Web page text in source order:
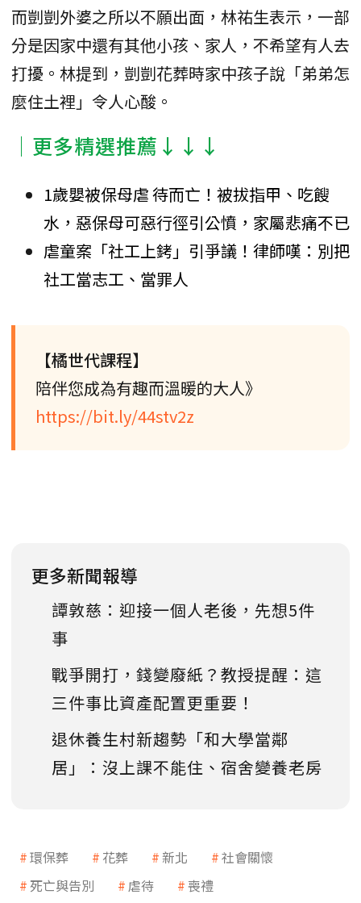
而剴剴外婆之所以不願出面，林祐生表示，一部
分是因家中還有其他小孩、家人，不希望有人去
打擾。林提到，剴剴花葬時家中孩子說「弟弟怎
麼住土裡」令人心酸。
│更多精選推薦↓↓↓
1歲嬰被保母虐 待而亡！被拔指甲、吃餿
水，惡保母可惡行徑引公憤，家屬悲痛不已
虐童案「社工上銬」引爭議！律師嘆：別把
社工當志工、當罪人
【橘世代課程】
陪伴您成為有趣而溫暖的大人》
https://bit.ly/44stv2z
更多新聞報導
譚敦慈：迎接一個人老後，先想5件
事
戰爭開打，錢變廢紙？教授提醒：這
三件事比資產配置更重要！
退休養生村新趨勢「和大學當鄰
居」：沒上課不能住、宿舍變養老房
環保葬 花葬 新北
社會關懷
死亡與告別
虐待 喪禮